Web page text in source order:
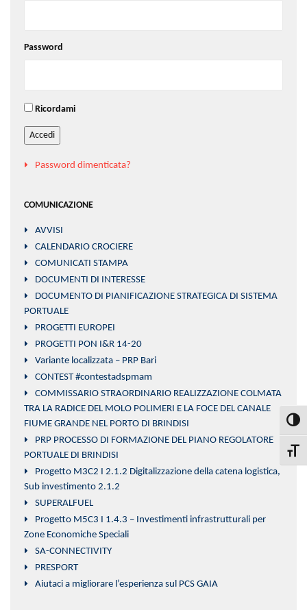
Password
Ricordami
Accedi
Password dimenticata?
COMUNICAZIONE
AVVISI
CALENDARIO CROCIERE
COMUNICATI STAMPA
DOCUMENTI DI INTERESSE
DOCUMENTO DI PIANIFICAZIONE STRATEGICA DI SISTEMA
PORTUALE
PROGETTI EUROPEI
PROGETTI PON I&R 14-20
Variante localizzata – PRP Bari
CONTEST #contestadspmam
COMMISSARIO STRAORDINARIO REALIZZAZIONE COLMATA
TRA LA RADICE DEL MOLO POLIMERI E LA FOCE DEL CANALE
FIUME GRANDE NEL PORTO DI BRINDISI
PRP PROCESSO DI FORMAZIONE DEL PIANO REGOLATORE
PORTUALE DI BRINDISI
Progetto M3C2 I 2.1.2 Digitalizzazione della catena logistica,
Sub investimento 2.1.2
SUPERALFUEL
Progetto M5C3 I 1.4.3 – Investimenti infrastrutturali per
Zone Economiche Speciali
SA-CONNECTIVITY
PRESPORT
Aiutaci a migliorare l’esperienza sul PCS GAIA